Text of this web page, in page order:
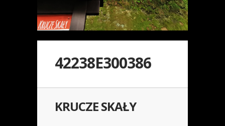
42238E300386
KRUCZE SKAŁY